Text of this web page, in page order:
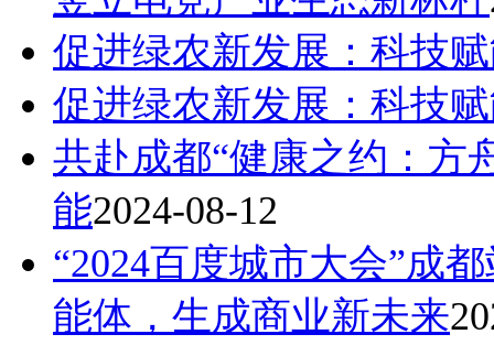
促进绿农新发展：科技
促进绿农新发展：科技
共赴成都“健康之约：方
能2024-08-12
“2024百度城市大会”成
能体，生成商业新未来